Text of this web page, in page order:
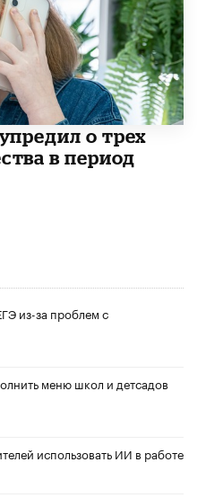
о трех
в период
из-за проблем с
меню школ и детсадов
использовать ИИ в работе